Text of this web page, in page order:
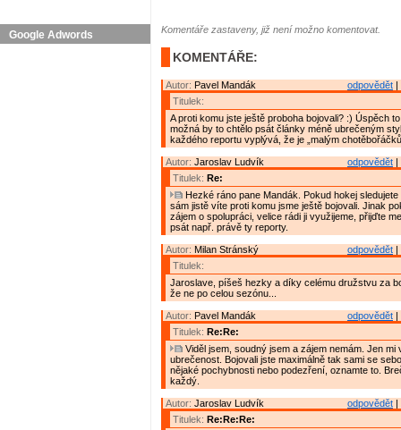
Google Adwords Komentáře zastaveny, již není možno komentovat.
KOMENTÁŘE:
odpovědět |
Autor: Pavel Mandák
Titulek:
A proti komu jste ještě proboha bojovali? :) Úspěch
možná by to chtělo psát články méně ubrečeným
každého reportu vyplývá, že je „malým
odpovědět |
Autor: Jaroslav Ludvík
Titulek: Re:
Hezké ráno pane Mandák. Pokud hokej
sám jistě víte proti komu jsme ještě bojovali. Jinak
zájem o spolupráci, velice rádi ji využijeme, přijďte
psát např. právě ty reporty.
odpovědět |
Autor: Milan Stránský
Titulek:
Jaroslave, píšeš hezky a díky celému družstvu za
že ne po celou sezónu...
odpovědět |
Autor: Pavel Mandák
Titulek: Re:Re:
Viděl jsem, soudný jsem a zájem nemám. Jen mi
ubrečenost. Bojovali jste maximálně tak sami se
nějaké pochybnosti nebo podezření, oznamte to.
každý.
odpovědět |
Autor: Jaroslav Ludvík
Titulek: Re:Re:Re: